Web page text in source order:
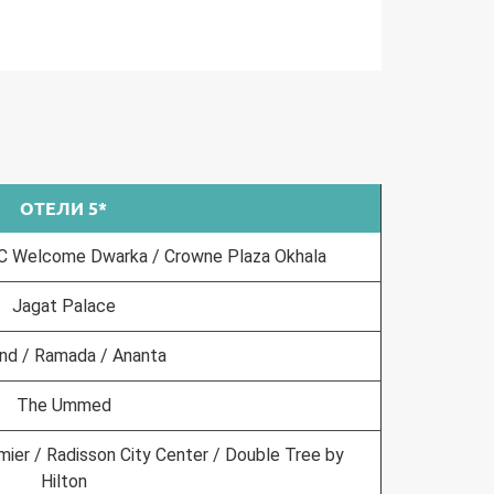
ОТЕЛИ 5*
Welcome Dwarka / Crowne Plaza Okhala
Jagat Palace
/ Ramada / Ananta
The Ummed
/ Radisson City Center / Double Tree by
Hilton